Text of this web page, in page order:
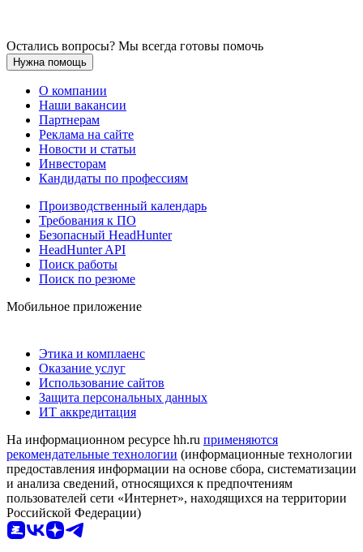
Остались вопросы? Мы всегда готовы помочь
Нужна помощь
О компании
Наши вакансии
Партнерам
Реклама на сайте
Новости и статьи
Инвесторам
Кандидаты по профессиям
Производственный календарь
Требования к ПО
Безопасный HeadHunter
HeadHunter API
Поиск работы
Поиск по резюме
Мобильное приложение
Этика и комплаенс
Оказание услуг
Использование сайтов
Защита персональных данных
ИТ аккредитация
На информационном ресурсе hh.ru применяются
рекомендательные технологии (информационные технологии
предоставления информации на основе сбора, систематизации
и анализа сведений, относящихся к предпочтениям
пользователей сети «Интернет», находящихся на территории
Российской Федерации)